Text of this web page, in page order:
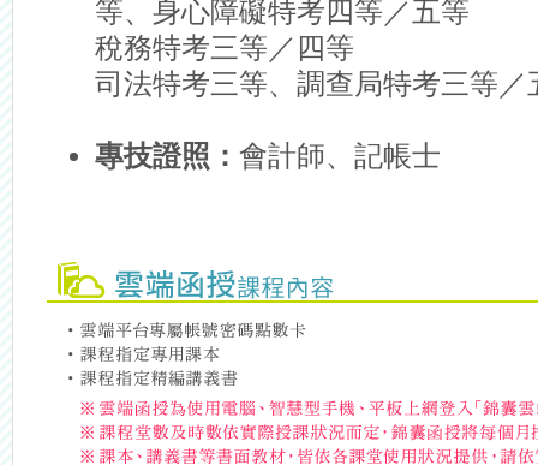
等、身心障礙特考四等／五等
稅務特考三等／四等
司法特考三等、調查局特考三等／
專技證照： 會計師、記帳士